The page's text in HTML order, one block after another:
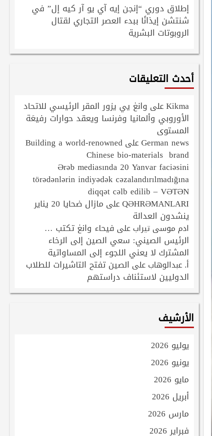
إطلاق دوري “إنجن إيه آي يو آر كيه إل” في
شنتشن إيذانًا ببدء العصر التجاري لقتال
الروبوتات البشرية
أحدث التعليقات
Kikmaعلى وانغ يي يزور المقر الرئيسي للاتحاد
الأوروبي وألمانيا وفرنسا ويعقد حوارات رفيعَة
المستوى
German newsعلى Building a world-renowned
Chinese bio-materials brand
Ərəb mediasında 20 Yanvar faciəsini
törədənlərin indiyədək cəzalandırılmadığına
diqqət cəlb edilib – VƏTƏN
QƏHRƏMANLARIعلى مازال ضحايا 20 يناير
ينشدون العدالة
ادم موسى تيرابعلى فيحاء وانغ تكتب …
الرئيس الصيني: سعي الصين إلى الرخاء
المشترك لا يعني اللجوء إلى المساواتية
أ. عبدالوهابعلى الصين تفتح التاشيرات للطلاب
الدوليين لاستئناف دراستهم
الأرشيف
يوليو 2026
يونيو 2026
مايو 2026
أبريل 2026
مارس 2026
فبراير 2026